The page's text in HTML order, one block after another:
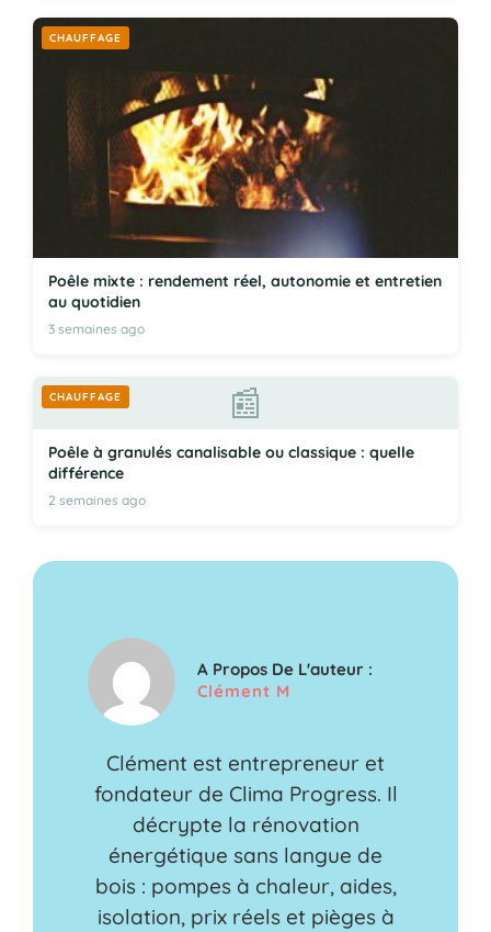
CHAUFFAGE
Poêle mixte : rendement réel, autonomie et entretien
au quotidien
3 semaines ago
📰
CHAUFFAGE
Poêle à granulés canalisable ou classique : quelle
différence
2 semaines ago
A Propos De L'auteur :
Clément M
Clément est entrepreneur et
fondateur de Clima Progress. Il
décrypte la rénovation
énergétique sans langue de
bois : pompes à chaleur, aides,
isolation, prix réels et pièges à